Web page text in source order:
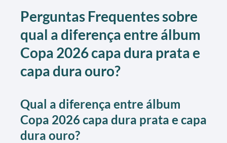
Perguntas Frequentes sobre
qual a diferença entre álbum
Copa 2026 capa dura prata e
capa dura ouro?
Qual a diferença entre álbum
Copa 2026 capa dura prata e capa
dura ouro?